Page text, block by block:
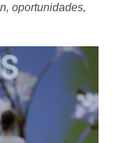
oportunidades,